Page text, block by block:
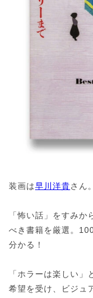
装画は早川洋貴さん。
「怖い話」をすみ
べき書籍を厳選。
分かる！
「ホラーは楽しい
希望を受け、ビジュ